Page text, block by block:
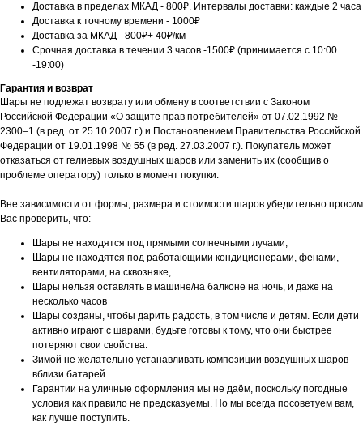
Доставка в пределах МКАД - 800₽. Интервалы доставки: каждые 2 часа
Доставка к точному времени - 1000₽
Доставка за МКАД - 800₽+ 40₽/км
Срочная доставка в течении 3 часов -1500₽ (принимается с 10:00
-19:00)
Гарантия и возврат
Шары не подлежат возврату или обмену в соответствии с Законом
Российской Федерации «О защите прав потребителей» от 07.02.1992 №
2300–1 (в ред. от 25.10.2007 г.) и Постановлением Правительства Российской
Федерации от 19.01.1998 № 55 (в ред. 27.03.2007 г.). Покупатель может
отказаться от гелиевых воздушных шаров или заменить их (сообщив о
проблеме оператору) только в момент покупки.
Вне зависимости от формы, размера и стоимости шаров убедительно просим
Вас проверить, что:
Шары не находятся под прямыми солнечными лучами,
Шары не находятся под работающими кондиционерами, фенами,
вентиляторами, на сквозняке,
Шары нельзя оставлять в машине/на балконе на ночь, и даже на
несколько часов
Шары созданы, чтобы дарить радость, в том числе и детям. Если дети
активно играют с шарами, будьте готовы к тому, что они быстрее
потеряют свои свойства.
Зимой не желательно устанавливать композиции воздушных шаров
вблизи батарей.
Гарантии на уличные оформления мы не даём, поскольку погодные
условия как правило не предсказуемы. Но мы всегда посоветуем вам,
как лучше поступить.